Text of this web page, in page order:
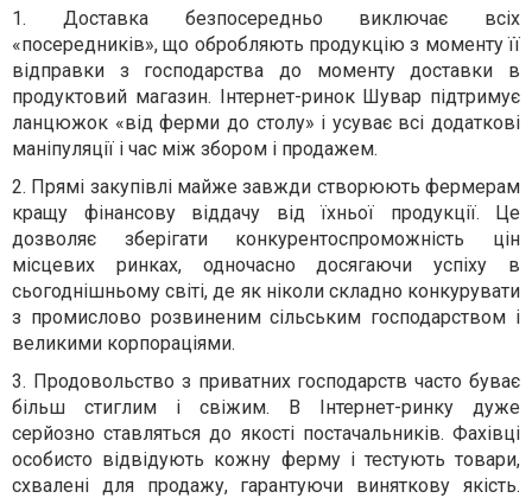
1. Доставка безпосередньо виключає всіх
«посередників», що обробляють продукцію з моменту її
відправки з господарства до моменту доставки в
продуктовий магазин. Інтернет-ринок Шувар підтримує
ланцюжок «від ферми до столу» і усуває всі додаткові
маніпуляції і час між збором і продажем.
2. Прямі закупівлі майже завжди створюють фермерам
кращу фінансову віддачу від їхньої продукції. Це
дозволяє зберігати конкурентоспроможність цін
місцевих ринках, одночасно досягаючи успіху в
сьогоднішньому світі, де як ніколи складно конкурувати
з промислово розвиненим сільським господарством і
великими корпораціями.
3. Продовольство з приватних господарств часто буває
більш стиглим і свіжим. В Інтернет-ринку дуже
серйозно ставляться до якості постачальників. Фахівці
особисто відвідують кожну ферму і тестують товари,
схвалені для продажу, гарантуючи виняткову якість.